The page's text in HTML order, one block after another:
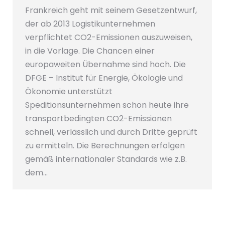
Frankreich geht mit seinem Gesetzentwurf,
der ab 2013 Logistikunternehmen
verpflichtet CO2-Emissionen auszuweisen,
in die Vorlage. Die Chancen einer
europaweiten Übernahme sind hoch. Die
DFGE – Institut für Energie, Ökologie und
Ökonomie unterstützt
Speditionsunternehmen schon heute ihre
transportbedingten CO2-Emissionen
schnell, verlässlich und durch Dritte geprüft
zu ermitteln. Die Berechnungen erfolgen
gemäß internationaler Standards wie z.B.
dem…